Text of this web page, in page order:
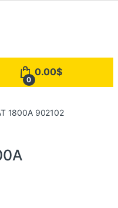
0
0.00$
1800А 902102